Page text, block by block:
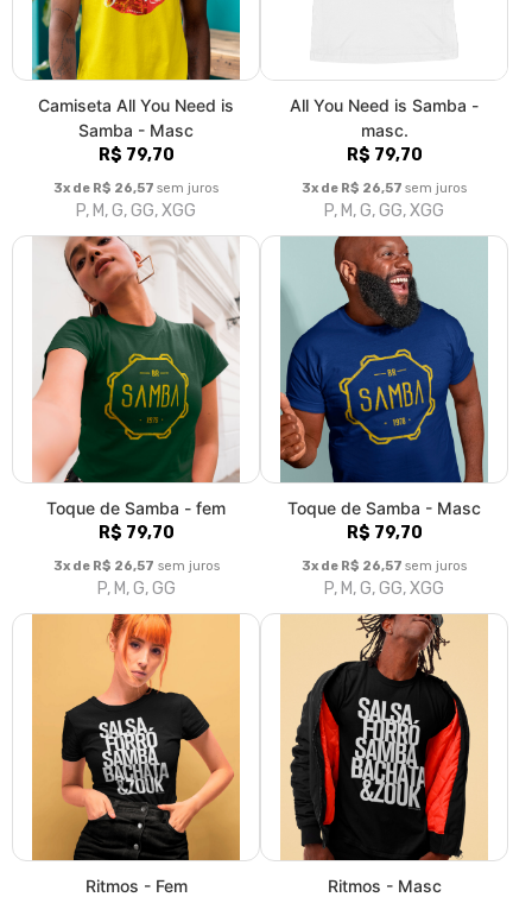
Camiseta All You Need is
Samba - Masc
R$ 79,70
3x de R$ 26,57 sem juros
P, M, G, GG, XGG
All You Need is Samba -
masc.
R$ 79,70
3x de R$ 26,57 sem juros
P, M, G, GG, XGG
Toque de Samba - fem
R$ 79,70
3x de R$ 26,57 sem juros
P, M, G, GG
Toque de Samba - Masc
R$ 79,70
3x de R$ 26,57 sem juros
P, M, G, GG, XGG
Ritmos - Fem
Ritmos - Masc